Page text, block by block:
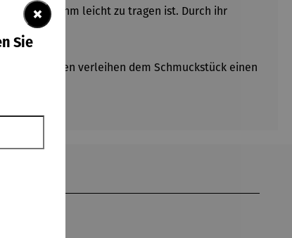
die angenehm leicht zu tragen ist. Durch ihr
verleihen dem Schmuckstück einen
×
Sie